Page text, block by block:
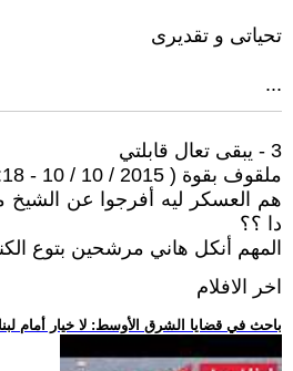
تحياتى و تقديرى
...
3 - يبقى تعال قابلتي
ملقوف بقوة ( 2015 / 10 / 10 - 08:18 )
هم العسكر ليه أفرجوا عن الشيخ
دا ؟؟
المهم أنكل هاني مرشحين بتوع
اخر الافلام
.. باحث في قضايا الشرق الأوسط: لا خيار أمام